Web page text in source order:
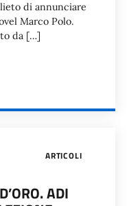
lieto di annunciare
Marco Polo.
da […]
ARTICOLI
ADI